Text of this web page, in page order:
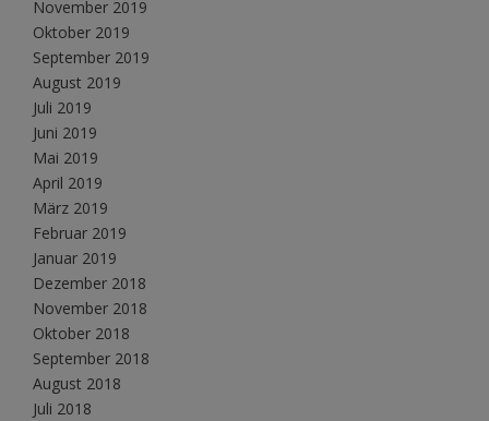
November 2019
Oktober 2019
September 2019
August 2019
Juli 2019
Juni 2019
Mai 2019
April 2019
März 2019
Februar 2019
Januar 2019
Dezember 2018
November 2018
Oktober 2018
September 2018
August 2018
Juli 2018